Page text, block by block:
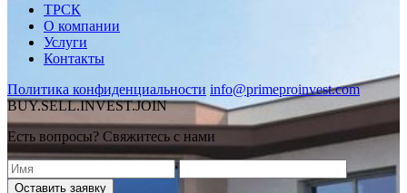
ТРСК
О компании
Услуги
Контакты
Политика конфиденциальности info@primeproinvest.com
BUY.SELL.INVEST.JOIN
Есть вопросы? Свяжитесь с нами